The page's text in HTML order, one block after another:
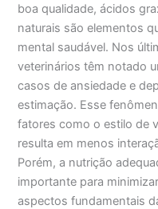
boa qualidade, ácidos
naturais são elementos
mental saudável. Nos
veterinários têm notado
casos de ansiedade e
estimação. Esse
fatores como o estilo de
resulta em menos
Porém, a nutrição
importante para
aspectos fundamentais